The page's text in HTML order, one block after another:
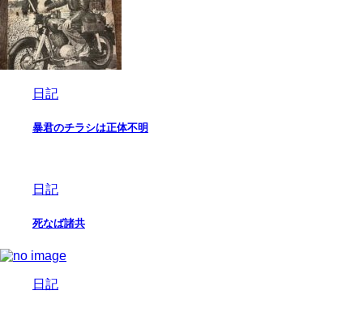
日記
暴君のチラシは正体不明
日記
死なば諸共
日記